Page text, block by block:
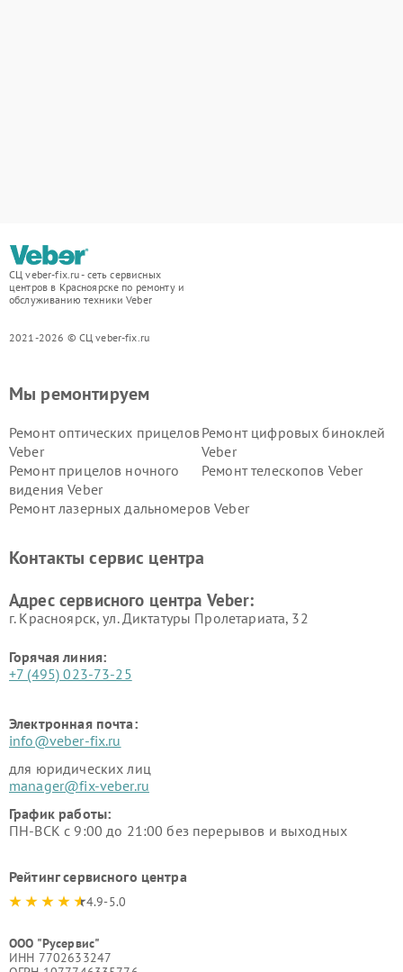
СЦ veber-fix.ru - сеть сервисных
центров в Красноярске по ремонту и
обслуживанию техники Veber
2021-2026 © СЦ veber-fix.ru
Мы ремонтируем
Ремонт оптических прицелов
Veber
Ремонт цифровых биноклей
Veber
Ремонт прицелов ночного
видения Veber
Ремонт телескопов Veber
Ремонт лазерных дальномеров Veber
Контакты сервис центра
Адрес сервисного центра Veber:
г. Красноярск, ул. Диктатуры Пролетариата, 32
Горячая линия:
+7 (495) 023-73-25
Электронная почта:
info@veber-fix.ru
для юридических лиц
manager@fix-veber.ru
График работы:
ПН-ВСК с 9:00 до 21:00 без перерывов и выходных
Рейтинг сервисного центра
4.9-5.0
ООО "Русервис"
ИНН 7702633247